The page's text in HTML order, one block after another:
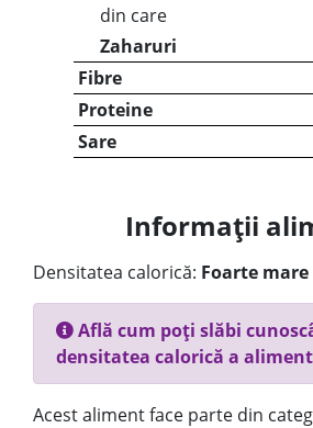
din care
Zaharuri
Fibre
Proteine
Sare
Informații
Densitatea calorică: Foarte mare
Află cum poți slăbi
densitatea calorică a
Acest aliment face parte din